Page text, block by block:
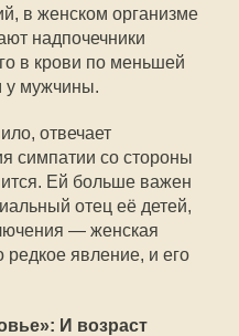
в женском организме
надпочечники
в крови по меньшей
у мужчины.
отвечает
симпатии со стороны
Ей больше важен
отец её детей,
— женская
редкое явление, и его
И возраст